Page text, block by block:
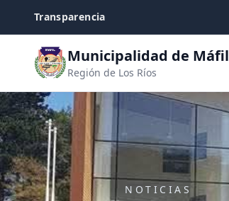
Transparencia
Municipalidad de Máfil
Región de Los Ríos
NOTICIAS